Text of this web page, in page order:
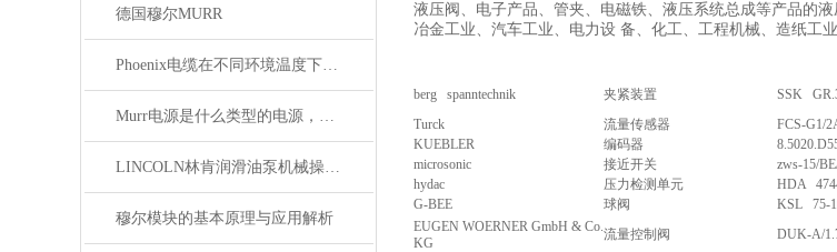
德国穆尔MURR
Phoenix电缆在不同环境温度下的性能表现如何？
Murr电源是什么类型的电源，主要用于哪些领域？
LINCOLN林肯润滑油泵机械操作原理
穆尔模块的基本原理与应用解析
液压阀、电子产品、管夹、电磁铁、液压系统总成等产品的
冶金工业、汽车工业、电力设 备、化工、工程机械、造纸工
berg spanntechnik 夹紧装置
SSK
Turck
流量传感器
FCS-G1/
KUEBLER
编码器
microsonic
接近开关
zws-15/
hydac
压力检测单元
HDA
G-BEE
球阀
KSL 75-
EUGEN WOERNER GmbH & Co.
KG
流量控制阀
DUK-A/